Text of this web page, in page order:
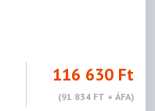
116 630 Ft
(91 834 FT + ÁFA)